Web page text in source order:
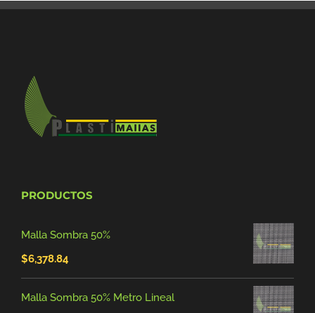
$149.00.$127.20.
PRODUCTOS
Malla Sombra 50%
$6,378.84
Malla Sombra 50% Metro Lineal